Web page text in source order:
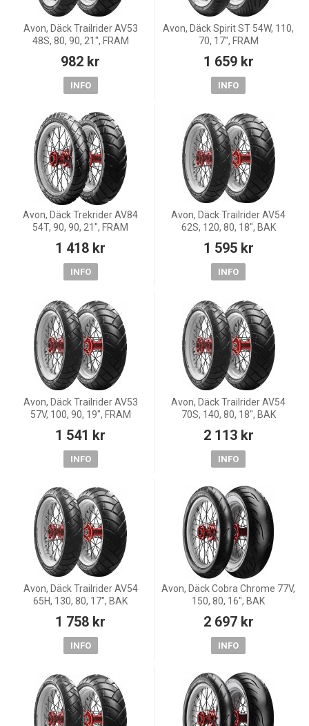
Avon, Däck Trailrider AV53
48S, 80, 90, 21", FRAM
982 kr
INFO
Avon, Däck Spirit ST 54W, 110,
70, 17", FRAM
1 659 kr
INFO
Avon, Däck Trekrider AV84
54T, 90, 90, 21", FRAM
1 418 kr
INFO
Avon, Däck Trailrider AV54
62S, 120, 80, 18", BAK
1 595 kr
INFO
Avon, Däck Trailrider AV53
57V, 100, 90, 19", FRAM
1 541 kr
INFO
Avon, Däck Trailrider AV54
70S, 140, 80, 18", BAK
2 113 kr
INFO
Avon, Däck Trailrider AV54
65H, 130, 80, 17", BAK
1 758 kr
INFO
Avon, Däck Cobra Chrome 77V,
150, 80, 16", BAK
2 697 kr
INFO